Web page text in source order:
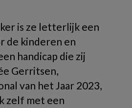
is ze letterlijk een
de kinderen en
handicap die zij
Gerritsen,
van het Jaar 2023,
zelf met een